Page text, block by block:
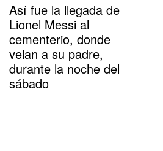
Así fue la llegada de
Lionel Messi al
cementerio, donde
velan a su padre,
durante la noche del
sábado